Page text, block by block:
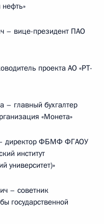
– вице-президент ПАО
проекта АО «РТ-
– главный бухгалтер
«Монета»
директор ФБМФ ФГАОУ
институт
университет)»
– советник
государственной